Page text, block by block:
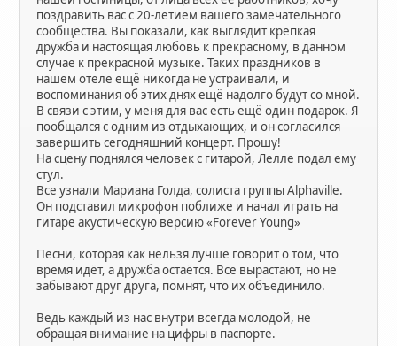
поздравить вас с 20-летием вашего замечательного
сообщества. Вы показали, как выглядит крепкая
дружба и настоящая любовь к прекрасному, в данном
случае к прекрасной музыке. Таких праздников в
нашем отеле ещё никогда не устраивали, и
воспоминания об этих днях ещё надолго будут со мной.
В связи с этим, у меня для вас есть ещё один подарок. Я
пообщался с одним из отдыхающих, и он согласился
завершить сегодняшний концерт. Прошу!
На сцену поднялся человек с гитарой, Лелле подал ему
стул.
Все узнали Мариана Голда, солиста группы Alphaville.
Он подставил микрофон поближе и начал играть на
гитаре акустическую версию «Forever Young»
Песни, которая как нельзя лучше говорит о том, что
время идёт, а дружба остаётся. Все вырастают, но не
забывают друг друга, помнят, что их объединило.
Ведь каждый из нас внутри всегда молодой, не
обращая внимание на цифры в паспорте.